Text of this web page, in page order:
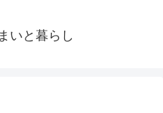
いと暮らし